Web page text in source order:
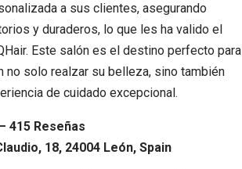
a sus clientes, asegurando
y duraderos, lo que les ha valido el
Este salón es el destino perfecto para
no solo realzar su belleza, sino también
de cuidado excepcional.
415 Reseñas
18, 24004 León, Spain